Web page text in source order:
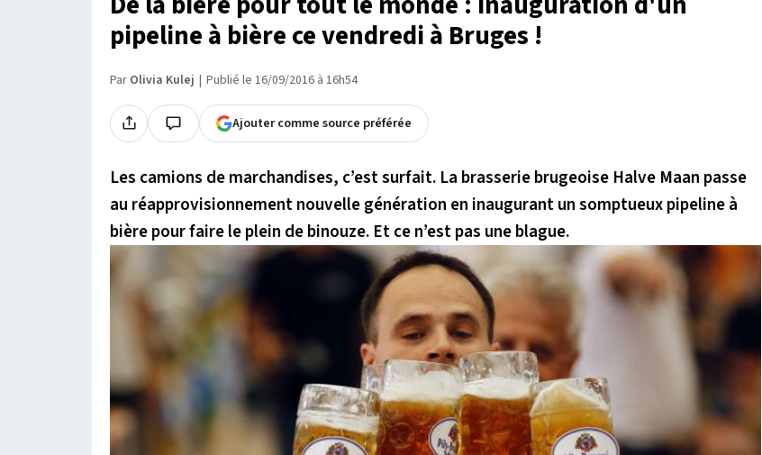
pipeline à bière ce vendredi à Bruges !
Par Olivia Kulej Publié le 16/09/2016 à 16h54
Ajouter comme source préférée
Les camions de marchandises, c’est surfait. La brasserie brugeoise Halve Maan passe
au réapprovisionnement nouvelle génération en inaugurant un somptueux pipeline à
bière pour faire le plein de binouze. Et ce n’est pas une blague.